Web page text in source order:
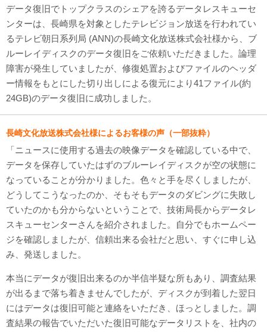
データ復旧でトップクラスのシェアを誇るデータレスキューセ
ンターは、長崎県を対象としたテレビジョン放送を行われてい
るテレビ朝日系列局 (ANN)の長崎文化放送株式会社様から、ブ
ルーレイディスクのデータ復旧をご依頼いただきました。論理
障害が発生していましたが、修復処置およびファイルのヘッダ
ー情報をもとにした切り出しによる復元により41ファイル(約
24GB)のデータ復旧に成功しました。
長崎文化放送株式会社様によるお客様の声（一部抜粋）
「ニュースに使用する過去の映像データを確認している中で、
データを保存していたはずのブルーレイディスクが空の状態に
なっていることが分かりました。色々と手を尽くしましたが、
どうしてこうなったのか、そもそもデータのダビングに失敗し
ていたのかも分からないということで、技術局長からデータレ
スキューセンターさんを紹介されました。自分でもホームペー
ジを確認しましたが、信頼出来る会社だと思い、すぐに申し込
み、発送しました。
本当にデータが復旧出来るのか半信半疑な所もあり、調査結果
が出るまで落ち着きませんでしたが、ディスクが到着した翌日
にはデータは復旧可能と連絡をいただき、ほっとしました。調
査結果の報告でいただいた復旧可能なデータリストを、社内の
ISO27001(ISMS)認証
特定商取引法に基づく表記
会社案内・会社概要